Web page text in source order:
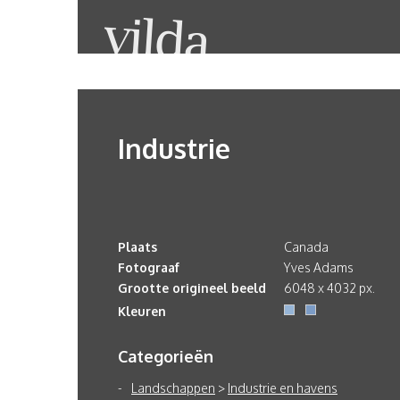
Industrie
Plaats
Canada
Fotograaf
Yves Adams
Grootte origineel beeld
6048 x 4032 px.
Kleuren
Categorieën
Landschappen > Industrie en havens